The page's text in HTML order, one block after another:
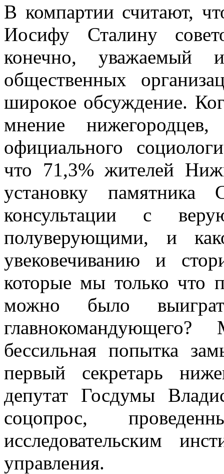
В компартии считают,
Иосифу Сталину
конечно, уважаемый
общественных
широкое обсуждение.
мнение
официального
что 71,3% жителей
установку
консультации с
полуверующими, и
увековечиванию и
которые мы только что
можно было
бессильная попытка
первый секретарь
депутат Госдумы
соцопрос,
исследовательским
управления.